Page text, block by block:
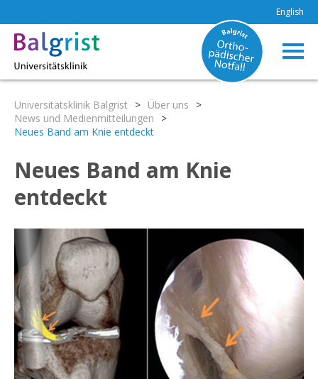
English
Universitätsklinik Balgrist > Über uns
>
News und Medienmitteilungen
>
Neues Band am Knie entdeckt
Neues Band am Knie
entdeckt